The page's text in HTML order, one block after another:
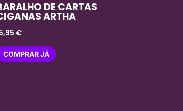
DE CARTAS
ARTHA
€
COMPRAR JÁ